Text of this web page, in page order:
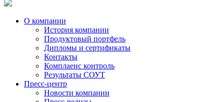
О компании
История компании
Продуктовый портфель
Дипломы и сертификаты
Контакты
Комплаенс контроль
Результаты СОУТ
Пресс-центр
Новости компании